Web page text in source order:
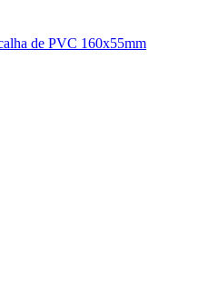
de PVC 160x55mm